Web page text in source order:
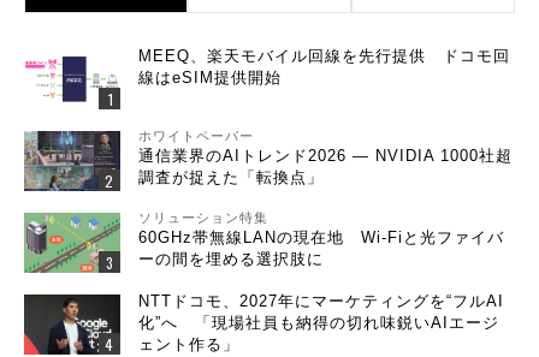
MEEQ、楽天モバイル回線を先行提供 ドコモ回
線はeSIM提供開始
ホワイトペーパー
通信業界のAIトレンド2026 ― NVIDIA 1000社超
調査が捉えた「転換点」
ソリューション特集
60GHz帯無線LANの現在地 Wi-Fiと光ファイバ
ーの間を埋める選択肢に
NTTドコモ、2027年にマーケティングを“フルAI
化”へ 「現場社員も納得の切れ味鋭いAIエージ
ェント作る」